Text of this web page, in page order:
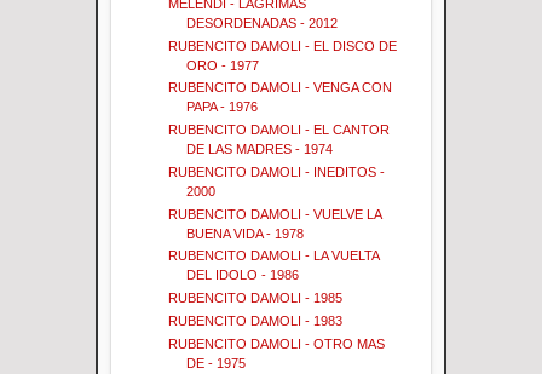
MELENDI - LAGRIMAS
DESORDENADAS - 2012
RUBENCITO DAMOLI - EL DISCO DE
ORO - 1977
RUBENCITO DAMOLI - VENGA CON
PAPA - 1976
RUBENCITO DAMOLI - EL CANTOR
DE LAS MADRES - 1974
RUBENCITO DAMOLI - INEDITOS -
2000
RUBENCITO DAMOLI - VUELVE LA
BUENA VIDA - 1978
RUBENCITO DAMOLI - LA VUELTA
DEL IDOLO - 1986
RUBENCITO DAMOLI - 1985
RUBENCITO DAMOLI - 1983
RUBENCITO DAMOLI - OTRO MAS
DE - 1975